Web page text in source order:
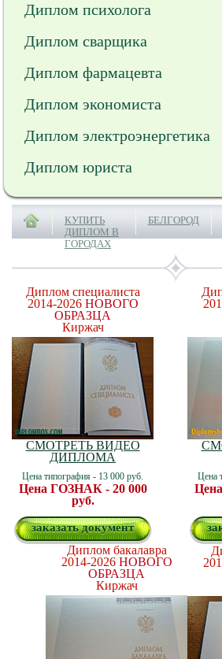
Диплом психолога
Диплом сварщика
Диплом фармацевта
Диплом экономиста
Диплом электроэнергетика
Диплом юриста
КУПИТЬ
ДИПЛОМ В
ГОРОДАХ
БЕЛГОРОД
Диплом специалиста
2014-2026 НОВОГО
ОБРАЗЦА
Киржач
СМОТРЕТЬ ВИДЕО
ДИПЛОМА
Цена типография - 13 000 руб.
Цена ГОЗНАК - 20 000
руб.
заказать документ
Цена
Диплом бакалавра
2014-2026 НОВОГО
ОБРАЗЦА
Киржач